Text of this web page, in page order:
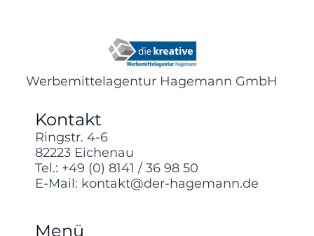
Werbemittelagentur Hagemann GmbH
Kontakt
Menü
Ringstr. 4-6
82223 Eichenau
Tel.: +49 (0) 8141 / 36 98 50
E-Mail: kontakt@der-hagemann.de